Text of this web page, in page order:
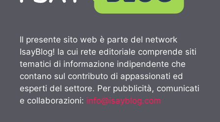
Il presente sito web è parte del network
IsayBlog! la cui rete editoriale comprende siti
tematici di informazione indipendente che
contano sul contributo di appassionati ed
esperti del settore. Per pubblicità, comunicati
e collaborazioni: info@isayblog.com